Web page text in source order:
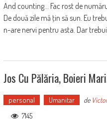
And counting... Fac rost de
De două zile mă ţin să sun. Eu
n-are nervi pentru asta. Dar
Jos Cu Pălăria, Boieri
personal Umanitar de
7145